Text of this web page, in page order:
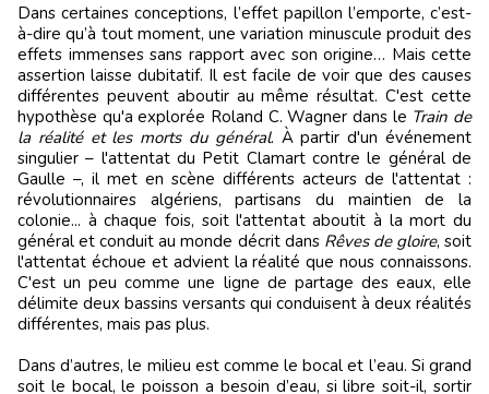
Dans certaines conceptions, l’effet papillon l’emporte, c’est-
à-dire qu’à tout moment, une variation minuscule produit des
effets immenses sans rapport avec son origine… Mais cette
assertion laisse dubitatif. Il est facile de voir que des causes
différentes peuvent aboutir au même résultat. C'est cette
hypothèse qu'a explorée Roland C. Wagner dans le Train de
la réalité et les morts du général. À partir d'un événement
singulier – l'attentat du Petit Clamart contre le général de
Gaulle –, il met en scène différents acteurs de l'attentat :
révolutionnaires algériens, partisans du maintien de la
colonie... à chaque fois, soit l'attentat aboutit à la mort du
général et conduit au monde décrit dans Rêves de gloire, soit
l'attentat échoue et advient la réalité que nous connaissons.
C'est un peu comme une ligne de partage des eaux, elle
délimite deux bassins versants qui conduisent à deux réalités
différentes, mais pas plus.
Dans d’autres, le milieu est comme le bocal et l’eau. Si grand
soit le bocal, le poisson a besoin d’eau, si libre soit-il, sortir